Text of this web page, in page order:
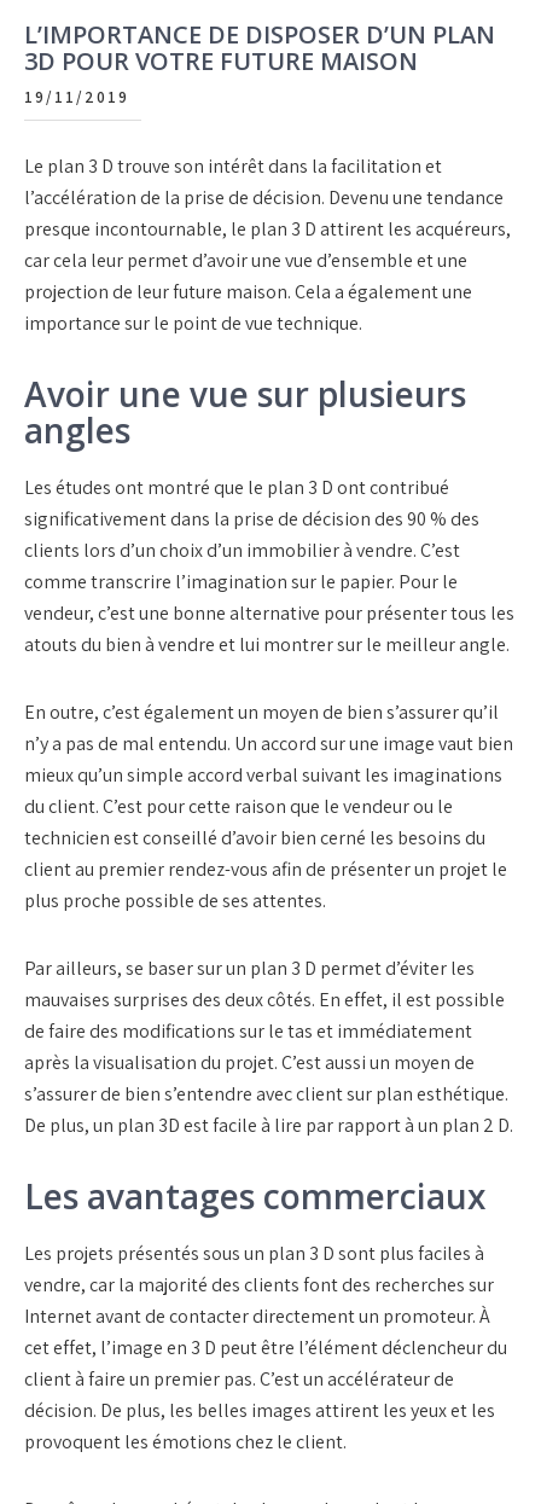
L’IMPORTANCE DE DISPOSER D’UN PLAN
3D POUR VOTRE FUTURE MAISON
19/11/2019
Le plan 3 D trouve son intérêt dans la facilitation et
l’accélération de la prise de décision. Devenu une tendance
presque incontournable, le plan 3 D attirent les acquéreurs,
car cela leur permet d’avoir une vue d’ensemble et une
projection de leur future maison. Cela a également une
importance sur le point de vue technique.
Avoir une vue sur plusieurs
angles
Les études ont montré que le plan 3 D ont contribué
significativement dans la prise de décision des 90 % des
clients lors d’un choix d’un immobilier à vendre. C’est
comme transcrire l’imagination sur le papier. Pour le
vendeur, c’est une bonne alternative pour présenter tous les
atouts du bien à vendre et lui montrer sur le meilleur angle.
En outre, c’est également un moyen de bien s’assurer qu’il
n’y a pas de mal entendu. Un accord sur une image vaut bien
mieux qu’un simple accord verbal suivant les imaginations
du client. C’est pour cette raison que le vendeur ou le
technicien est conseillé d’avoir bien cerné les besoins du
client au premier rendez-vous afin de présenter un projet le
plus proche possible de ses attentes.
Par ailleurs, se baser sur un plan 3 D permet d’éviter les
mauvaises surprises des deux côtés. En effet, il est possible
de faire des modifications sur le tas et immédiatement
après la visualisation du projet. C’est aussi un moyen de
s’assurer de bien s’entendre avec client sur plan esthétique.
De plus, un plan 3D est facile à lire par rapport à un plan 2 D.
Les avantages commerciaux
Les projets présentés sous un plan 3 D sont plus faciles à
vendre, car la majorité des clients font des recherches sur
Internet avant de contacter directement un promoteur. À
cet effet, l’image en 3 D peut être l’élément déclencheur du
client à faire un premier pas. C’est un accélérateur de
décision. De plus, les belles images attirent les yeux et les
provoquent les émotions chez le client.